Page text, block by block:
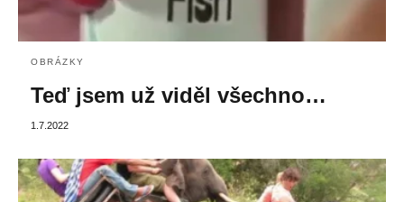
OBRÁZKY
Teď jsem už viděl všechno…
1.7.2022